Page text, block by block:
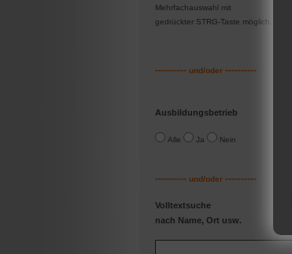
Mehrfachauswahl mit
gedrückter STRG-Taste möglic
---------- und/oder ----------
Ausbildungsbetrieb
Alle Ja Nein
---------- und/oder ----------
Volltextsuche
nach Name, Ort usw.